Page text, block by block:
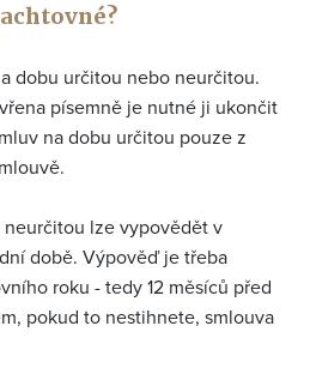
dobu určitou nebo neurčitou.
písemně je nutné ji ukončit
na dobu určitou pouze z
lze vypovědět v
době. Výpověď je třeba
roku - tedy 12 měsíců před
pokud to nestihnete, smlouva